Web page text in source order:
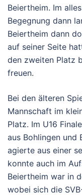
Beiertheim. Im
Begegnung dann
Beiertheim dann
auf seiner Seite
den zweiten Platz
freuen.
Bei den älteren
Mannschaft im
Platz. Im U16
aus Bohlingen und
agierte aus einer
konnte auch im
Beiertheim war in
wobei sich die